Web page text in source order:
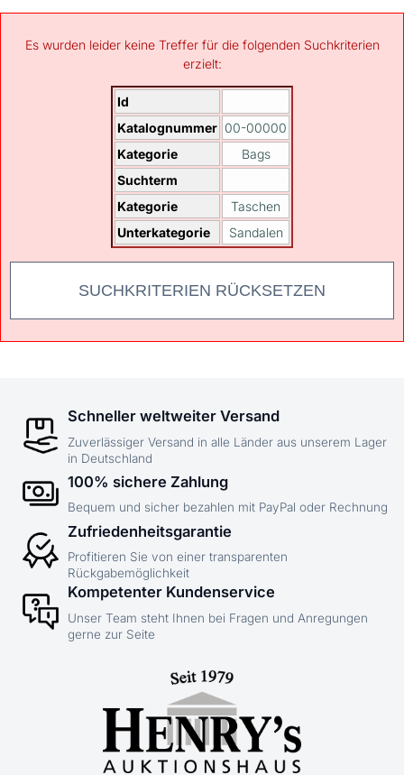
Es wurden leider keine Treffer für die folgenden Suchkriterien
erzielt:
Id
Katalognummer 00-00000
Kategorie
Bags
Suchterm
Kategorie
Taschen
Unterkategorie
Sandalen
SUCHKRITERIEN RÜCKSETZEN
Schneller weltweiter Versand
Zuverlässiger Versand in alle Länder aus unserem Lager
in Deutschland
100% sichere Zahlung
Bequem und sicher bezahlen mit PayPal oder Rechnung
Zufriedenheitsgarantie
Profitieren Sie von einer transparenten
Rückgabemöglichkeit
Kompetenter Kundenservice
Unser Team steht Ihnen bei Fragen und Anregungen
gerne zur Seite